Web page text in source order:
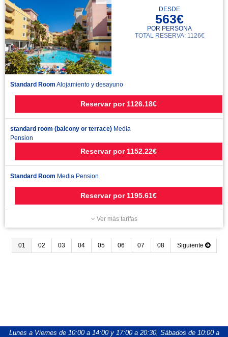
DESDE
563€
POR PERSONA
TOTAL RESERVA: 1126€
Standard Room Alojamiento y desayuno
Reservar por 1126.18€
standard room (balcony or terrace) Media
Pension
Reservar por 1152.22€
Standard Room Media Pension
Reservar por 1195.61€
Ver más tarifas
01 02 03 04 05 06 07 08 Siguiente
Lunes a Viernes de 10:00 a 14:00 y 17:00 a 20:30, Sábados de 10:00 a